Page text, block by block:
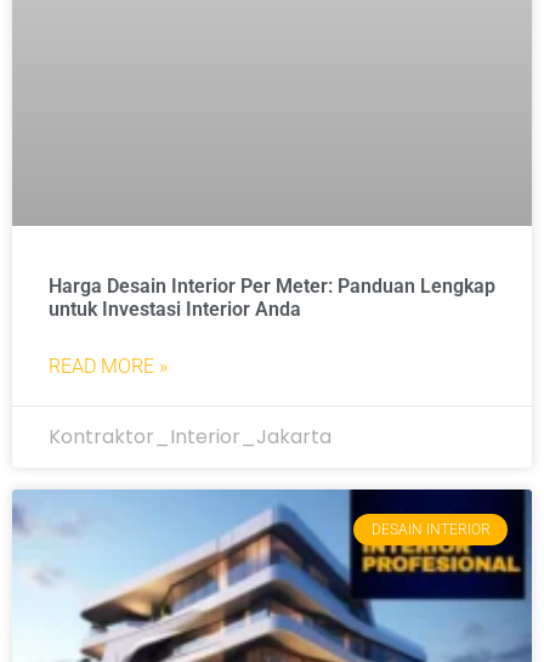
Harga Desain Interior Per Meter: Panduan Lengkap
untuk Investasi Interior Anda
READ MORE »
Kontraktor_Interior_Jakarta
DESAIN INTERIOR